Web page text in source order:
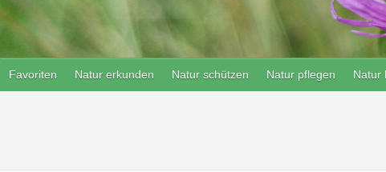
Favoriten Natur erkunden Natur schützen Natur pflegen Natur